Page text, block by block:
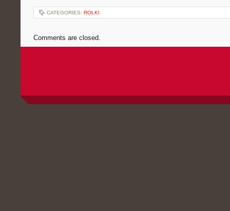
CATEGORIES: ROLKI
Comments are closed.